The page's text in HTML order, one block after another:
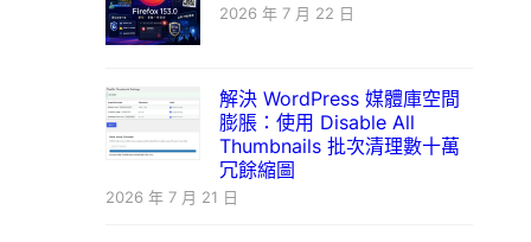
2026 年 7 月 22 日
解決 WordPress 媒體庫空間
膨脹：使用 Disable All
Thumbnails 批次清理數十萬
冗餘縮圖
2026 年 7 月 21 日